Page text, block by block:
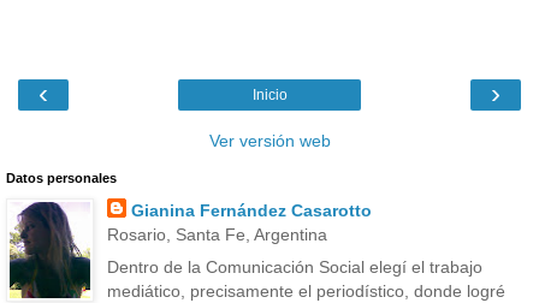
‹ ›
Inicio
Ver versión web
Datos personales
Gianina Fernández Casarotto
Rosario, Santa Fe, Argentina
Dentro de la Comunicación Social elegí el trabajo
mediático, precisamente el periodístico, donde logré